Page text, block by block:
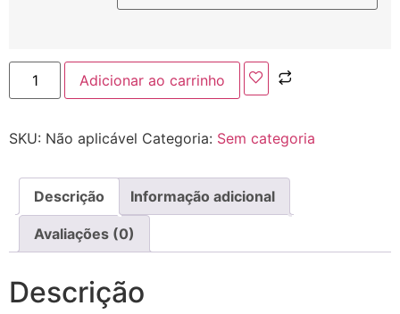
Adicionar ao carrinho
SKU: Não aplicável Categoria: Sem categoria
Descrição Informação adicional
Avaliações (0)
Descrição